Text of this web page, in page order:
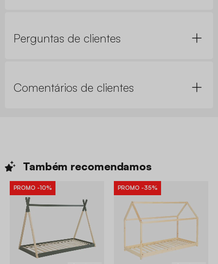
Perguntas de clientes
Comentários de clientes
Também recomendamos
PROMO -10% PROMO -35%